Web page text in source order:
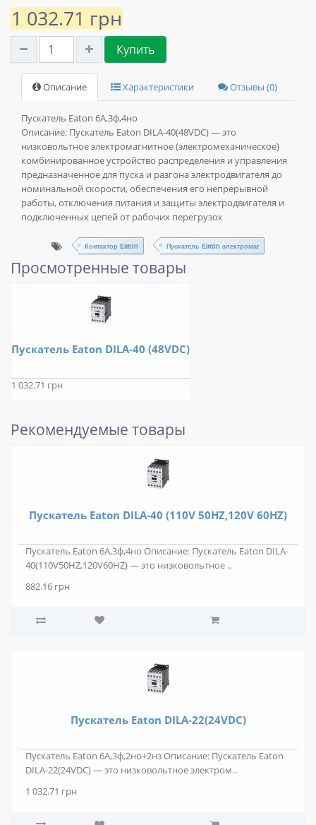
1 032.71 грн
Купить
Описание Характеристики Отзывы (0)
Пускатель Eaton 6А,3ф,4но
Описание: Пускатель Eaton DILA-40(48VDC) — это
низковольтное электромагнитное (электромеханическое)
комбинированное устройство распределения и управления
предназначенное для пуска и разгона электродвигателя до
номинальной скорости, обеспечения его непрерывной
работы, отключения питания и защиты электродвигателя и
подключенных цепей от рабочих перегрузок
Контактор Eaton Пускатель Eaton электромаг
Просмотренные товары
Пускатель Eaton DILA-40 (48VDC)
1 032.71 грн
Рекомендуемые товары
Пускатель Eaton DILA-40 (110V 50HZ,120V 60HZ)
Пускатель Eaton 6А,3ф,4но Описание: Пускатель Eaton DILA-
40(110V50HZ,120V60HZ) — это низковольтное ..
882.16 грн
Пускатель Eaton DILA-22(24VDC)
Пускатель Eaton 6А,3ф,2но+2нз Описание: Пускатель Eaton
DILA-22(24VDC) — это низковольтное электром..
1 032.71 грн